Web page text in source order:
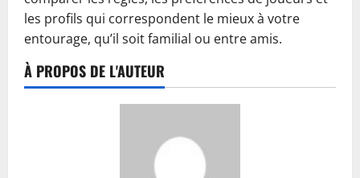
les profils qui correspondent le mieux à votre
entourage, qu’il soit familial ou entre amis.
À PROPOS DE L'AUTEUR